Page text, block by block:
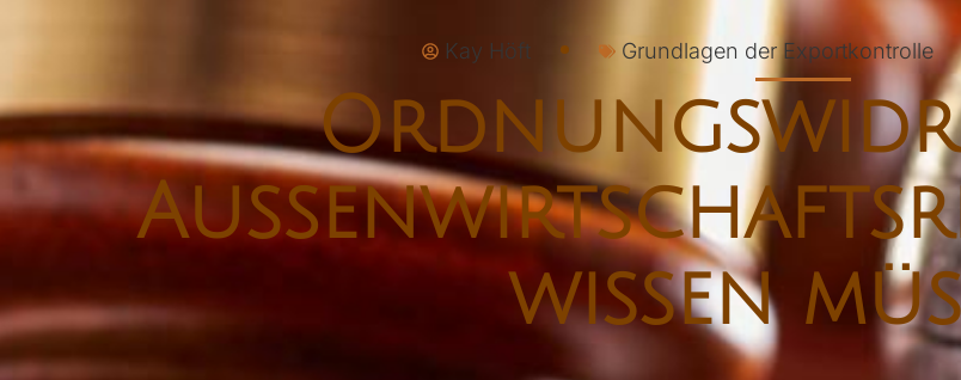
Kay Höft Grundlagen der Exportkontrolle
wissen